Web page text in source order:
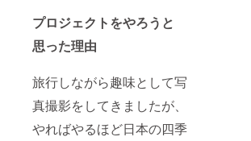
プロジェクトをやろうと
思った理由
旅行しながら趣味として写
真撮影をしてきましたが、
やればやるほど日本の四季